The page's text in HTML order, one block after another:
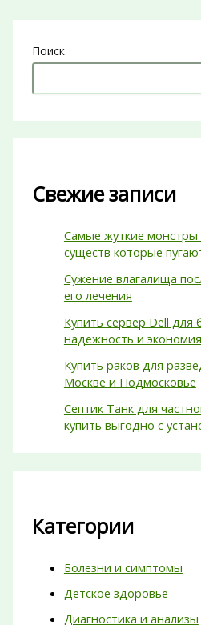
Поиск
Свежие записи
Самые жуткие монстры
существ которые
Сужение влагалища
его лечения
Купить сервер Dell для
надежность и экономия
Купить раков для
Москве и Подмосковье
Септик Танк для
купить выгодно с
Категории
Болезни и симптомы
Детское здоровье
Диагностика и анализы